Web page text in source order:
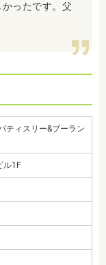
ったです。父
ティスリー&ブーラン
ル1F